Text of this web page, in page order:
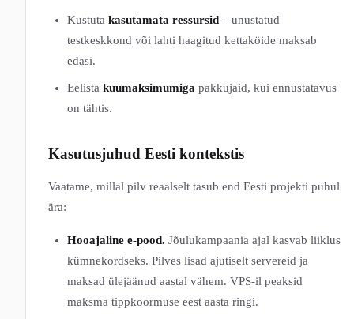
Kustuta kasutamata ressursid – unustatud
testkeskkond või lahti haagitud kettaköide maksab
edasi.
Eelista kuumaksimumiga pakkujaid, kui ennustatavus
on tähtis.
Kasutusjuhud Eesti kontekstis
Vaatame, millal pilv reaalselt tasub end Eesti projekti puhul
ära:
Hooajaline e-pood. Jõulukampaania ajal kasvab liiklus
kümnekordseks. Pilves lisad ajutiselt servereid ja
maksad ülejäänud aastal vähem. VPS-il peaksid
maksma tippkoormuse eest aasta ringi.